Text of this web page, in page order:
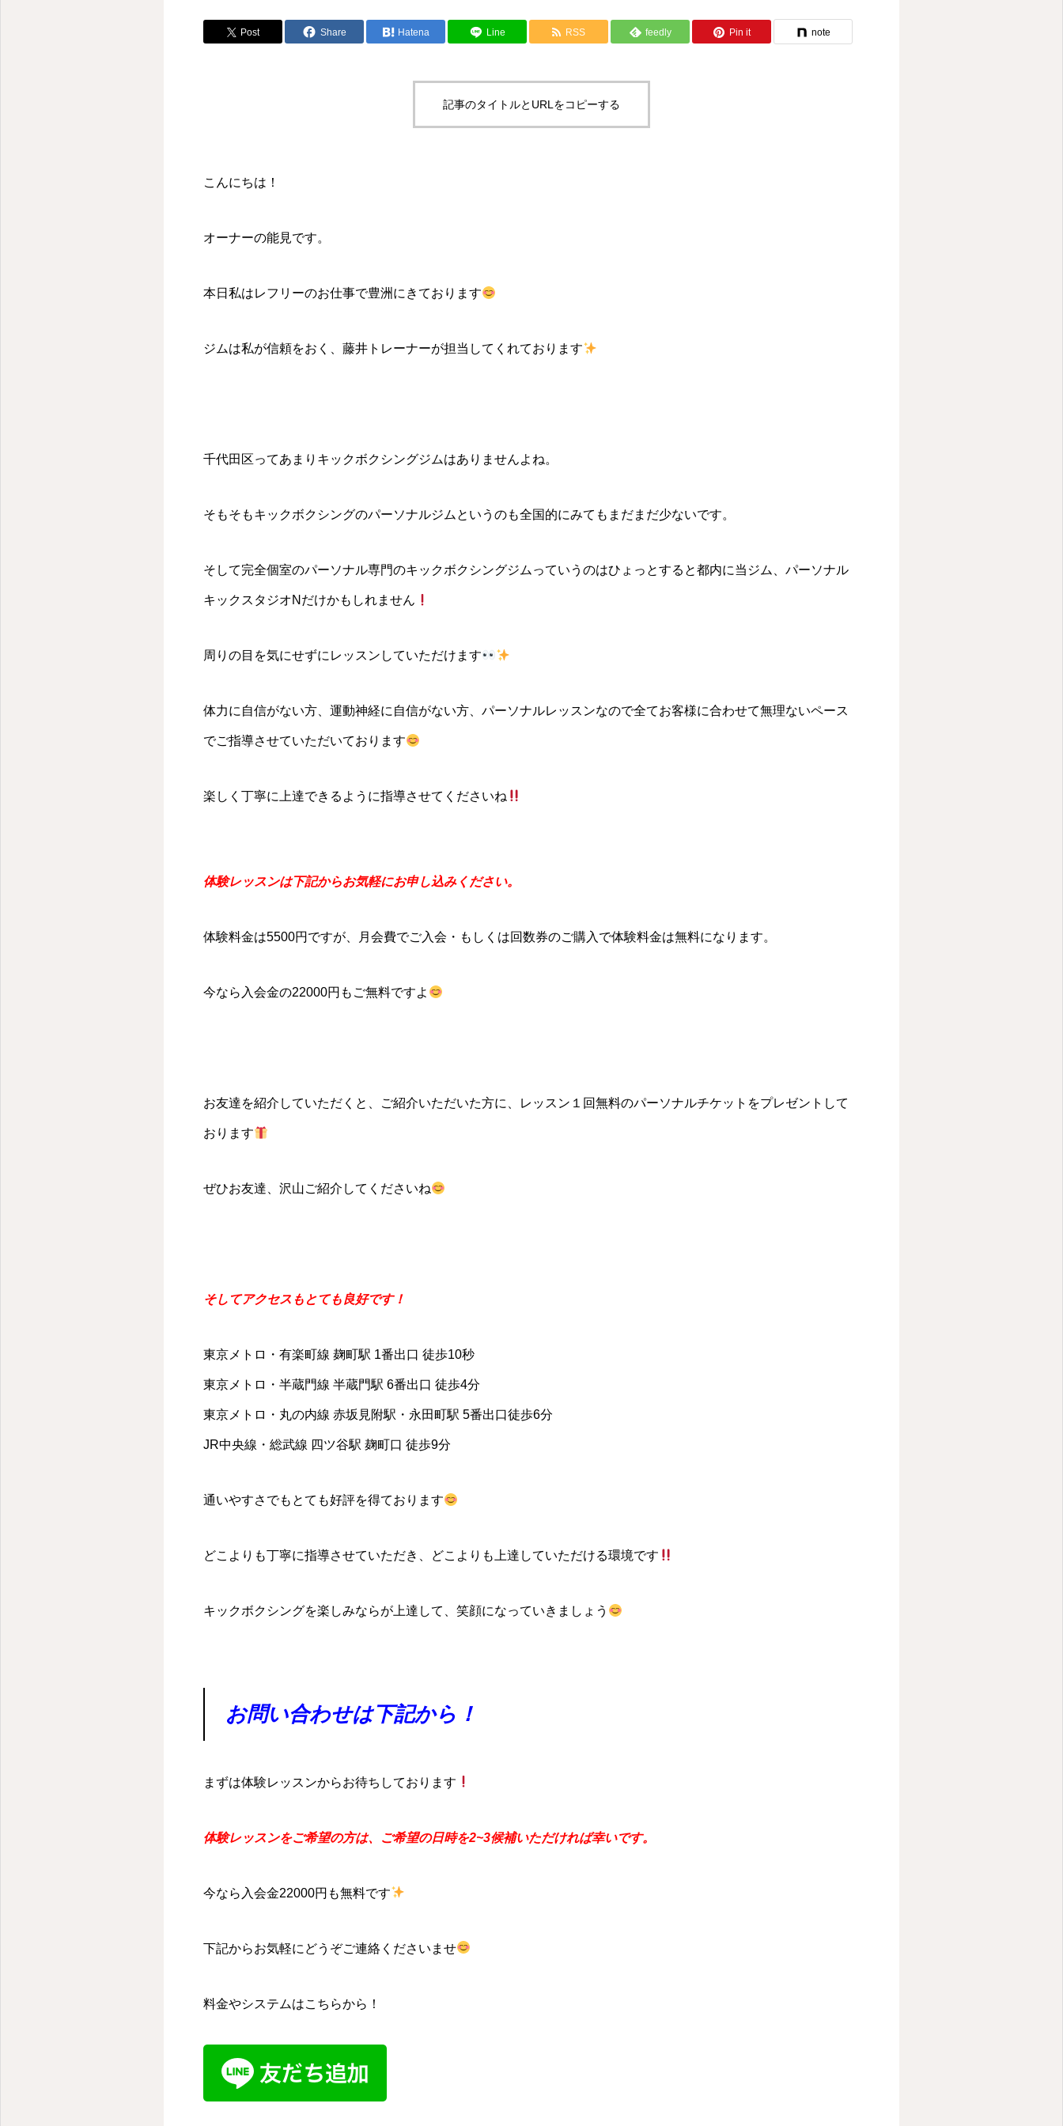
Post Share Hatena Line RSS feedly Pin it note
記事のタイトルとURLをコピーする
こんにちは！
オーナーの能見です。
本日私はレフリーのお仕事で豊洲にきております
ジムは私が信頼をおく、藤井トレーナーが担当してくれております
千代田区ってあまりキックボクシングジムはありませんよね。
そもそもキックボクシングのパーソナルジムというのも全国的にみてもまだまだ少ないです。
そして完全個室のパーソナル専門のキックボクシングジムっていうのはひょっとすると都内に当ジム、パーソナル
キックスタジオNだけかもしれません
周りの目を気にせずにレッスンしていただけます
体力に自信がない方、運動神経に自信がない方、パーソナルレッスンなので全てお客様に合わせて無理ないペース
でご指導させていただいております
楽しく丁寧に上達できるように指導させてくださいね
体験レッスンは下記からお気軽にお申し込みください。
体験料金は5500円ですが、月会費でご入会・もしくは回数券のご購入で体験料金は無料になります。
今なら入会金の22000円もご無料ですよ
お友達を紹介していただくと、ご紹介いただいた方に、レッスン１回無料のパーソナルチケットをプレゼントして
おります
ぜひお友達、沢山ご紹介してくださいね
そしてアクセスもとても良好です！
東京メトロ・有楽町線 麹町駅 1番出口 徒歩10秒
東京メトロ・半蔵門線 半蔵門駅 6番出口 徒歩4分
東京メトロ・丸の内線 赤坂見附駅・永田町駅 5番出口徒歩6分
JR中央線・総武線 四ツ谷駅 麹町口 徒歩9分
通いやすさでもとても好評を得ております
どこよりも丁寧に指導させていただき、どこよりも上達していただける環境です
キックボクシングを楽しみならが上達して、笑顔になっていきましょう
お問い合わせは下記から！
まずは体験レッスンからお待ちしております
体験レッスンをご希望の方は、ご希望の日時を2~3候補いただければ幸いです。
今なら入会金22000円も無料です
下記からお気軽にどうぞご連絡くださいませ
料金やシステムはこちらから！